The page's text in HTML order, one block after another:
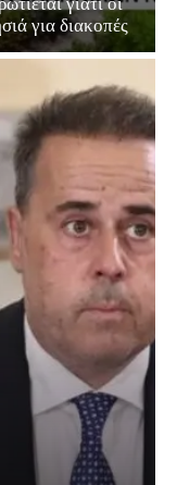
για διακοπές